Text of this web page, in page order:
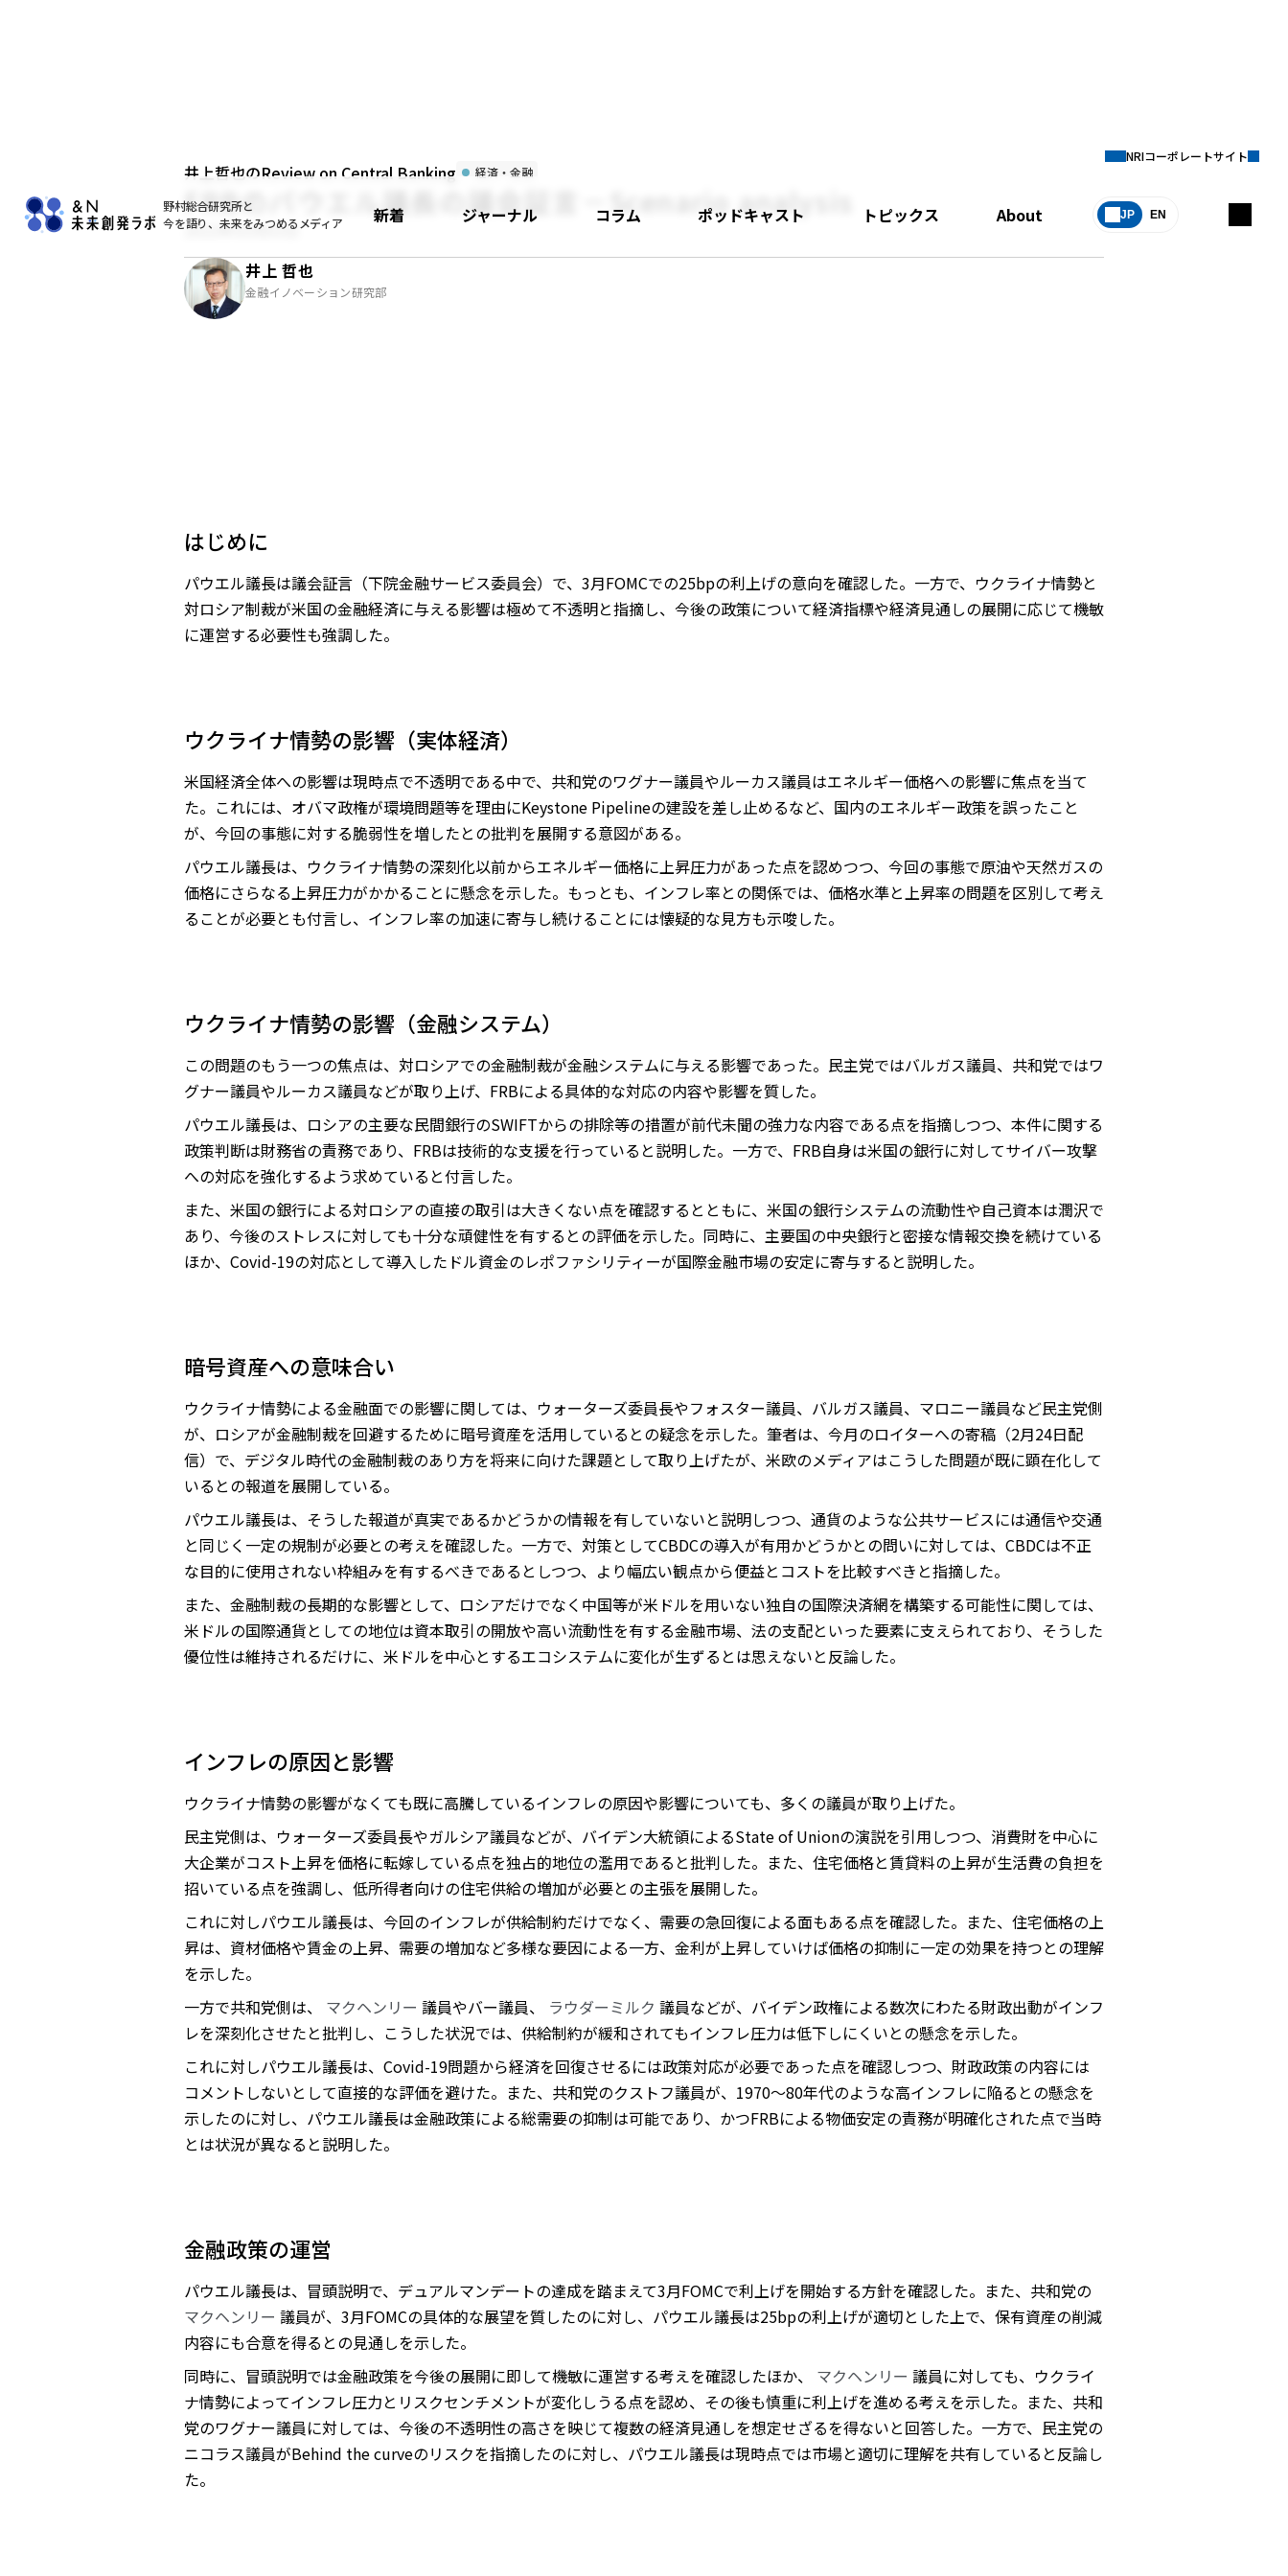
野村総合研究所と
今を語り、未来をみつめるメディア
新着 ジャーナル コラム ポッドキャスト トピックス About JP EN
NRIコーポレートサイト
井上哲也のReview on Central Banking 経済・金融
FRBのパウエル議長の議会証言－Scenario analysis
2022年03月03日
井上 哲也
金融イノベーション研究部
はじめに
パウエル議長は議会証言（下院金融サービス委員会）で、3月FOMCでの25bpの利上げの意向を確認した。一方で、ウクライナ情勢と
対ロシア制裁が米国の金融経済に与える影響は極めて不透明と指摘し、今後の政策について経済指標や経済見通しの展開に応じて機敏
に運営する必要性も強調した。
ウクライナ情勢の影響（実体経済）
米国経済全体への影響は現時点で不透明である中で、共和党のワグナー議員やルーカス議員はエネルギー価格への影響に焦点を当て
た。これには、オバマ政権が環境問題等を理由にKeystone Pipelineの建設を差し止めるなど、国内のエネルギー政策を誤ったこと
が、今回の事態に対する脆弱性を増したとの批判を展開する意図がある。
パウエル議長は、ウクライナ情勢の深刻化以前からエネルギー価格に上昇圧力があった点を認めつつ、今回の事態で原油や天然ガスの
価格にさらなる上昇圧力がかかることに懸念を示した。もっとも、インフレ率との関係では、価格水準と上昇率の問題を区別して考え
ることが必要とも付言し、インフレ率の加速に寄与し続けることには懐疑的な見方も示唆した。
ウクライナ情勢の影響（金融システム）
この問題のもう一つの焦点は、対ロシアでの金融制裁が金融システムに与える影響であった。民主党ではバルガス議員、共和党ではワ
グナー議員やルーカス議員などが取り上げ、FRBによる具体的な対応の内容や影響を質した。
パウエル議長は、ロシアの主要な民間銀行のSWIFTからの排除等の措置が前代未聞の強力な内容である点を指摘しつつ、本件に関する
政策判断は財務省の責務であり、FRBは技術的な支援を行っていると説明した。一方で、FRB自身は米国の銀行に対してサイバー攻撃
への対応を強化するよう求めていると付言した。
また、米国の銀行による対ロシアの直接の取引は大きくない点を確認するとともに、米国の銀行システムの流動性や自己資本は潤沢で
あり、今後のストレスに対しても十分な頑健性を有するとの評価を示した。同時に、主要国の中央銀行と密接な情報交換を続けている
ほか、Covid-19の対応として導入したドル資金のレポファシリティーが国際金融市場の安定に寄与すると説明した。
暗号資産への意味合い
ウクライナ情勢による金融面での影響に関しては、ウォーターズ委員長やフォスター議員、バルガス議員、マロニー議員など民主党側
が、ロシアが金融制裁を回避するために暗号資産を活用しているとの疑念を示した。筆者は、今月のロイターへの寄稿（2月24日配
信）で、デジタル時代の金融制裁のあり方を将来に向けた課題として取り上げたが、米欧のメディアはこうした問題が既に顕在化して
いるとの報道を展開している。
パウエル議長は、そうした報道が真実であるかどうかの情報を有していないと説明しつつ、通貨のような公共サービスには通信や交通
と同じく一定の規制が必要との考えを確認した。一方で、対策としてCBDCの導入が有用かどうかとの問いに対しては、CBDCは不正
な目的に使用されない枠組みを有するべきであるとしつつ、より幅広い観点から便益とコストを比較すべきと指摘した。
また、金融制裁の長期的な影響として、ロシアだけでなく中国等が米ドルを用いない独自の国際決済網を構築する可能性に関しては、
米ドルの国際通貨としての地位は資本取引の開放や高い流動性を有する金融市場、法の支配といった要素に支えられており、そうした
優位性は維持されるだけに、米ドルを中心とするエコシステムに変化が生ずるとは思えないと反論した。
インフレの原因と影響
ウクライナ情勢の影響がなくても既に高騰しているインフレの原因や影響についても、多くの議員が取り上げた。
民主党側は、ウォーターズ委員長やガルシア議員などが、バイデン大統領によるState of Unionの演説を引用しつつ、消費財を中心に
大企業がコスト上昇を価格に転嫁している点を独占的地位の濫用であると批判した。また、住宅価格と賃貸料の上昇が生活費の負担を
招いている点を強調し、低所得者向けの住宅供給の増加が必要との主張を展開した。
これに対しパウエル議長は、今回のインフレが供給制約だけでなく、需要の急回復による面もある点を確認した。また、住宅価格の上
昇は、資材価格や賃金の上昇、需要の増加など多様な要因による一方、金利が上昇していけば価格の抑制に一定の効果を持つとの理解
を示した。
一方で共和党側は、 マクヘンリー 議員やバー議員、 ラウダーミルク 議員などが、バイデン政権による数次にわたる財政出動がインフ
レを深刻化させたと批判し、こうした状況では、供給制約が緩和されてもインフレ圧力は低下しにくいとの懸念を示した。
これに対しパウエル議長は、Covid-19問題から経済を回復させるには政策対応が必要であった点を確認しつつ、財政政策の内容には
コメントしないとして直接的な評価を避けた。また、共和党のクストフ議員が、1970～80年代のような高インフレに陥るとの懸念を
示したのに対し、パウエル議長は金融政策による総需要の抑制は可能であり、かつFRBによる物価安定の責務が明確化された点で当時
とは状況が異なると説明した。
金融政策の運営
パウエル議長は、冒頭説明で、デュアルマンデートの達成を踏まえて3月FOMCで利上げを開始する方針を確認した。また、共和党の
マクヘンリー 議員が、3月FOMCの具体的な展望を質したのに対し、パウエル議長は25bpの利上げが適切とした上で、保有資産の削減
内容にも合意を得るとの見通しを示した。
同時に、冒頭説明では金融政策を今後の展開に即して機敏に運営する考えを確認したほか、 マクヘンリー 議員に対しても、ウクライ
ナ情勢によってインフレ圧力とリスクセンチメントが変化しうる点を認め、その後も慎重に利上げを進める考えを示した。また、共和
党のワグナー議員に対しては、今後の不透明性の高さを映じて複数の経済見通しを想定せざるを得ないと回答した。一方で、民主党の
ニコラス議員がBehind the curveのリスクを指摘したのに対し、パウエル議長は現時点では市場と適切に理解を共有していると反論し
た。